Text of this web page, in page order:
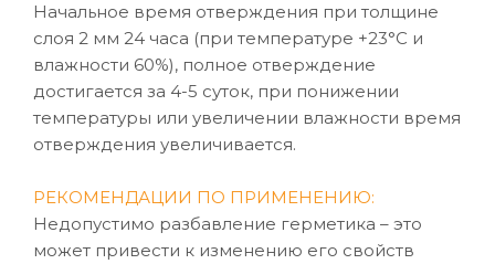
Начальное время отверждения при толщине
слоя 2 мм 24 часа (при температуре +23°C и
влажности 60%), полное отверждение
достигается за 4-5 суток, при понижении
температуры или увеличении влажности время
отверждения увеличивается.
РЕКОМЕНДАЦИИ ПО ПРИМЕНЕНИЮ:
Недопустимо разбавление герметика – это
может привести к изменению его свойств